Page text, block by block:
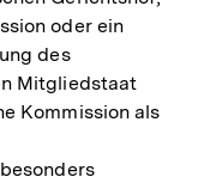
oder ein
des
Mitgliedstaat
Kommission als